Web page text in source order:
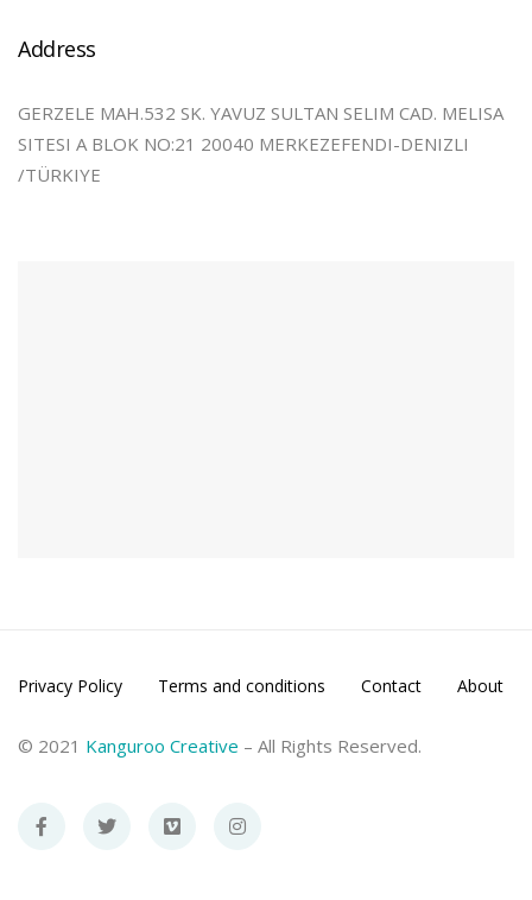
Address
GERZELE MAH.532 SK. YAVUZ SULTAN SELIM CAD. MELISA
SITESI A BLOK NO:21 20040 MERKEZEFENDI-DENIZLI
/TÜRKIYE
Privacy Policy Terms and conditions Contact About
© 2021 Kanguroo Creative – All Rights Reserved.